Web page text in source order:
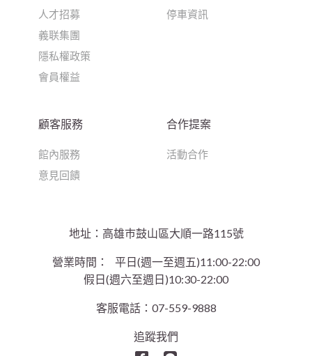
地址：高雄巿鼓山區大順一路115號
營業時間：
平日(週一至週五)11:00-22:00
假日(週六至週日)10:30-22:00
客服電話：07-559-9888
追蹤我們
人才招募
義联集團
隱私權政策
會員權益
停車資訊
顧客服務
館內服務
意見回饋
合作提案
活動合作